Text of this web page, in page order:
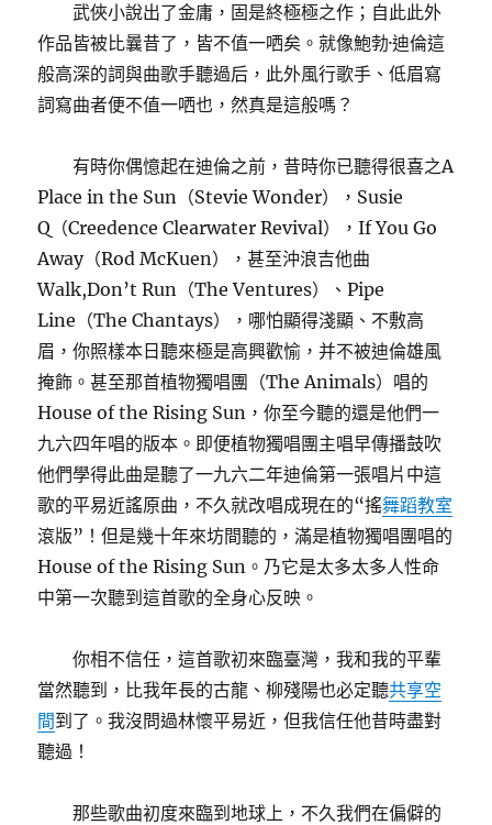
武俠小說出了金庸，固是終極極之作；自此此外
作品皆被比曩昔了，皆不值一哂矣。就像鮑勃·迪倫這
般高深的詞與曲歌手聽過后，此外風行歌手、低眉寫
詞寫曲者便不值一哂也，然真是這般嗎？
有時你偶憶起在迪倫之前，昔時你已聽得很喜之A
Place in the Sun（Stevie Wonder），Susie
Q（Creedence Clearwater Revival），If You Go
Away（Rod McKuen），甚至沖浪吉他曲
Walk,Don’t Run（The Ventures）、Pipe
Line（The Chantays），哪怕顯得淺顯、不敷高
眉，你照樣本日聽來極是高興歡愉，并不被迪倫雄風
掩飾。甚至那首植物獨唱團（The Animals）唱的
House of the Rising Sun，你至今聽的還是他們一
九六四年唱的版本。即便植物獨唱團主唱早傳播鼓吹
他們學得此曲是聽了一九六二年迪倫第一張唱片中這
歌的平易近謠原曲，不久就改唱成現在的“搖舞蹈教室
滾版”！但是幾十年來坊間聽的，滿是植物獨唱團唱的
House of the Rising Sun。乃它是太多太多人性命
中第一次聽到這首歌的全身心反映。
你相不信任，這首歌初來臨臺灣，我和我的平輩
當然聽到，比我年長的古龍、柳殘陽也必定聽共享空
間到了。我沒問過林懷平易近，但我信任他昔時盡對
聽過！
那些歌曲初度來臨到地球上，不久我們在偏僻的